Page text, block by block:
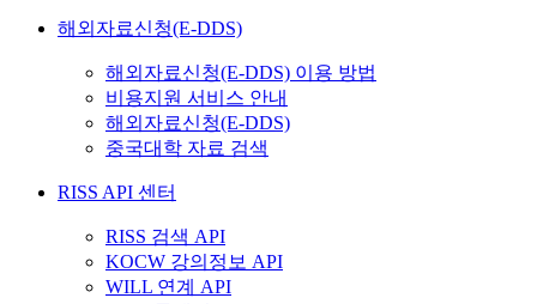
해외자료신청(E-DDS)
해외자료신청(E-DDS) 이용 방법
비용지원 서비스 안내
해외자료신청(E-DDS)
중국대학 자료 검색
RISS API 센터
RISS 검색 API
KOCW 강의정보 API
WILL 연계 API